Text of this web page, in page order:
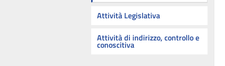
Attività Legislativa
Attività di indirizzo, controllo e
conoscitiva